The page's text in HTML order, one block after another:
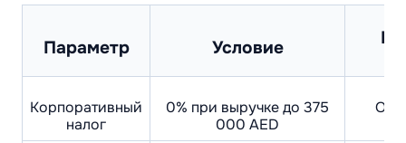
Параметр Условие
Корпоративный
налог
0% при выручке до 375
000 AED